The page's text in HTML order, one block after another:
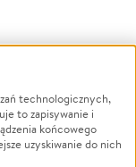
Powódź
Wichura
NGO
technologicznych,
to zapisywanie i
końcowego
uzyskiwanie do nich